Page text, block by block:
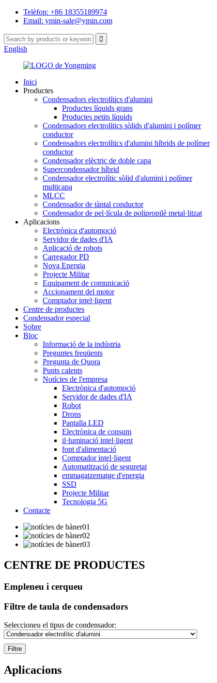
Telèfon: +86 18355189974
Email: ymin-sale@ymin.com
English
Inici
Productes
Condensadors electrolítics d'alumini
Productes líquids grans
Productes petits líquids
Condensadors electrolítics sòlids d'alumini i polímer
conductor
Condensadors electrolítics d'alumini híbrids de polímer
conductor
Condensador elèctric de doble capa
Supercondensador híbrid
Condensador electrolític sòlid d'alumini i polímer
multicapa
MLCC
Condensador de tàntal conductor
Condensador de pel·lícula de polipropilè metal·litzat
Aplicacions
Electrònica d'automoció
Servidor de dades d'IA
Aplicació de robots
Carregador PD
Nova Energia
Projecte Militar
Equipament de comunicació
Accionament del motor
Comptador intel·ligent
Centre de productes
Condensador especial
Sobre
Bloc
Informació de la indústria
Preguntes freqüents
Pregunta de Quora
Punts calents
Notícies de l'empresa
Electrònica d'automoció
Servidor de dades d'IA
Robot
Drons
Pantalla LED
Electrònica de consum
il·luminació intel·ligent
font d'alimentació
Comptador intel·ligent
Automatització de seguretat
emmagatzematge d'energia
SSD
Projecte Militar
Tecnologia 5G
Contacte
CENTRE DE PRODUCTES
Empleneu i cerqueu
Filtre de taula de condensadors
Seleccioneu el tipus de condensador:
Filtre
Aplicacions